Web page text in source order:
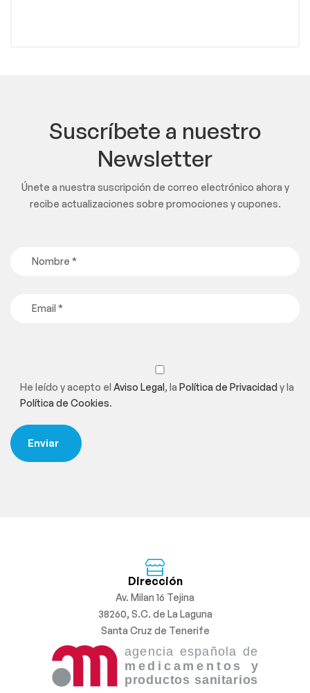
Suscríbete a nuestro
Newsletter
Únete a nuestra suscripción de correo electrónico ahora y
recibe actualizaciones sobre promociones y cupones.
He leído y acepto el Aviso Legal, la Política de Privacidady la
Política de Cookies.
Dirección
Av. Milan 16 Tejina
38260, S.C. de La Laguna
Santa Cruz de Tenerife